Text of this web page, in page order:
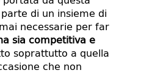
di un insieme di
necessarie per far
sia competitiva e
soprattutto a quella
che non